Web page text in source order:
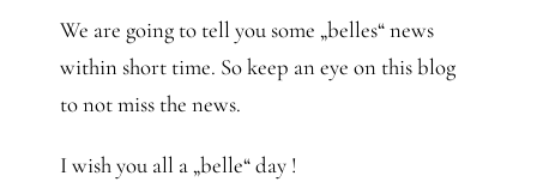
Gedanken
We are going to tell you some „belles“ news
within short time. So keep an eye on this blog
to not miss the news.
I wish you all a „belle“ day !